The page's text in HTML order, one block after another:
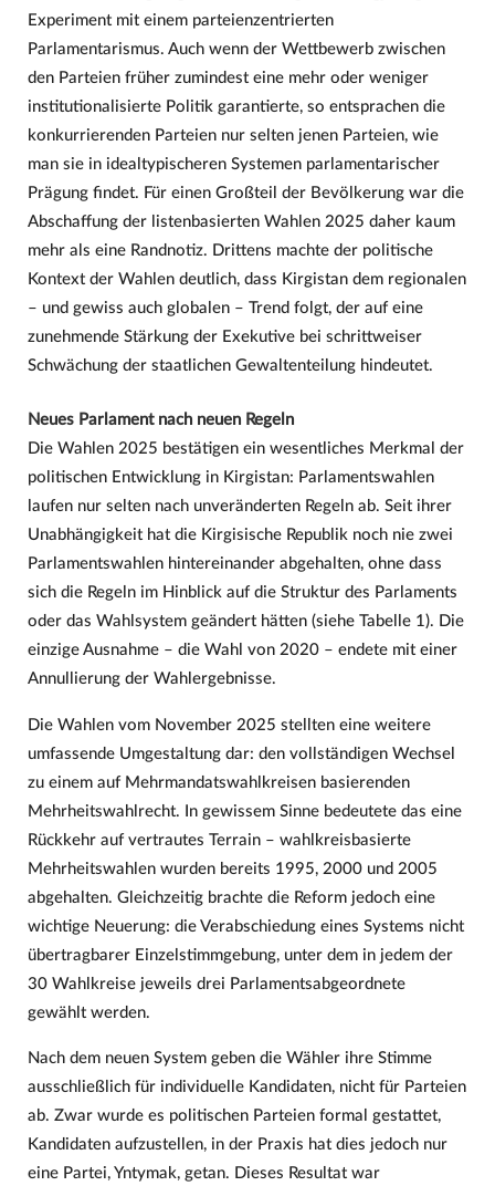
Experiment mit einem parteienzentrierten
Parlamentarismus. Auch wenn der Wettbewerb zwischen
den Parteien früher zumindest eine mehr oder weniger
institutionalisierte Politik garantierte, so entsprachen die
konkurrierenden Parteien nur selten jenen Parteien, wie
man sie in idealtypischeren Systemen parlamentarischer
Prägung findet. Für einen Großteil der Bevölkerung war die
Abschaffung der listenbasierten Wahlen 2025 daher kaum
mehr als eine Randnotiz. Drittens machte der politische
Kontext der Wahlen deutlich, dass Kirgistan dem regionalen
– und gewiss auch globalen – Trend folgt, der auf eine
zunehmende Stärkung der Exekutive bei schrittweiser
Schwächung der staatlichen Gewaltenteilung hindeutet.
Neues Parlament nach neuen Regeln
Die Wahlen 2025 bestätigen ein wesentliches Merkmal der
politischen Entwicklung in Kirgistan: Parlamentswahlen
laufen nur selten nach unveränderten Regeln ab. Seit ihrer
Unabhängigkeit hat die Kirgisische Republik noch nie zwei
Parlamentswahlen hintereinander abgehalten, ohne dass
sich die Regeln im Hinblick auf die Struktur des Parlaments
oder das Wahlsystem geändert hätten (siehe Tabelle 1). Die
einzige Ausnahme – die Wahl von 2020 – endete mit einer
Annullierung der Wahlergebnisse.
Die Wahlen vom November 2025 stellten eine weitere
umfassende Umgestaltung dar: den vollständigen Wechsel
zu einem auf Mehrmandatswahlkreisen basierenden
Mehrheitswahlrecht. In gewissem Sinne bedeutete das eine
Rückkehr auf vertrautes Terrain – wahlkreisbasierte
Mehrheitswahlen wurden bereits 1995, 2000 und 2005
abgehalten. Gleichzeitig brachte die Reform jedoch eine
wichtige Neuerung: die Verabschiedung eines Systems nicht
übertragbarer Einzelstimmgebung, unter dem in jedem der
30 Wahlkreise jeweils drei Parlamentsabgeordnete
gewählt werden.
Nach dem neuen System geben die Wähler ihre Stimme
ausschließlich für individuelle Kandidaten, nicht für Parteien
ab. Zwar wurde es politischen Parteien formal gestattet,
Kandidaten aufzustellen, in der Praxis hat dies jedoch nur
eine Partei, Yntymak, getan. Dieses Resultat war